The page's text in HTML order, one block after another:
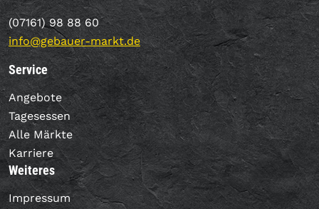
(07161) 98 88 60
info@gebauer-markt.de
Service
Angebote
Tagesessen
Alle Märkte
Karriere
Weiteres
Impressum